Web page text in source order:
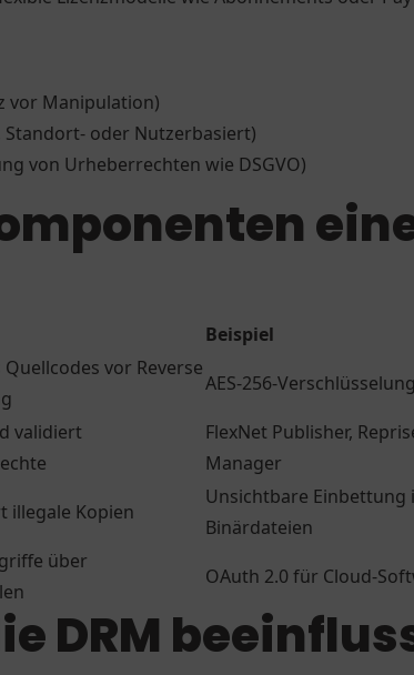
vor Manipulation)
Standort- oder Nutzerbasiert)
von Urheberrechten wie DSGVO)
Beispiel
Quellcodes vor Reverse
AES-256-Verschlüsselung
validiert
FlexNet Publisher,
Manager
illegale Kopien
Unsichtbare Einbettung
Binärdateien
über
OAuth 2.0 für Cloud-
DRM